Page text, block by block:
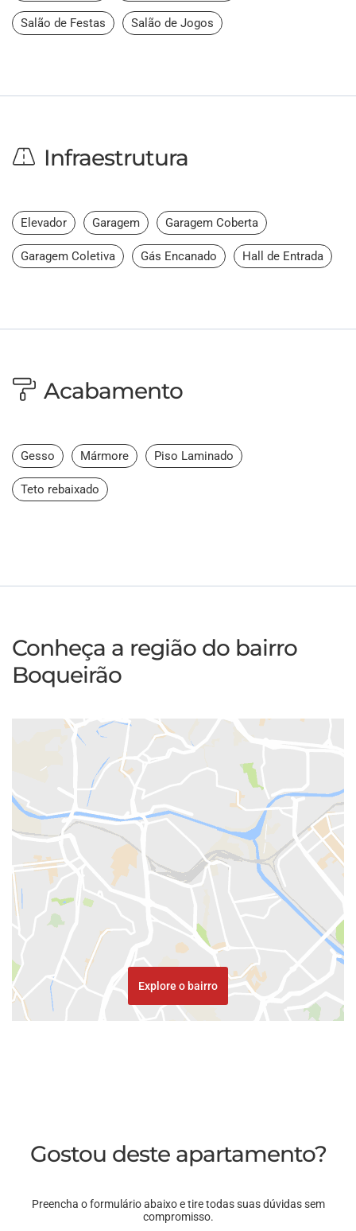
Salão de Festas Salão de Jogos
Infraestrutura
Elevador Garagem Garagem Coberta
Garagem Coletiva Gás Encanado Hall de Entrada
Acabamento
Gesso Mármore Piso Laminado
Teto rebaixado
Conheça a região do bairro
Boqueirão
Explore o bairro
Gostou deste apartamento?
Preencha o formulário abaixo e tire todas suas dúvidas sem
compromisso.